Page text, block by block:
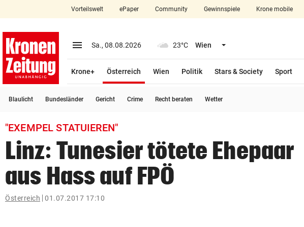
closeSchließen
account_circle Anmelden
arrow_right
bookmark
Suchbegriff
eingeben
Vorteilswelt ePaper Community Gewinnspiele Krone mobile
menu Menü aufklappen
Sa., 08.08.2026 23°C Wien Menü aufklappen
Krone+ Österreich
Wien
Politik Stars & Society Sport
Blaulicht Bundesländer Gericht Crime Recht beraten Wetter
"EXEMPEL STATUIEREN"
Linz: Tunesier tötete Ehepaar
aus Hass auf FPÖ
Österreich 01.07.2017 17:10